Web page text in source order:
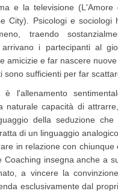
e la televisione (L'Amore
City). Psicologi e sociologi
traendo
i partecipanti al
amicizie e far nascere nuove
sono sufficienti per far
è l'allenamento
naturale capacità di
della seduzione che
di un linguaggio
in relazione con chiunque
Coaching insegna anche a
a vincere la
esclusivamente dal